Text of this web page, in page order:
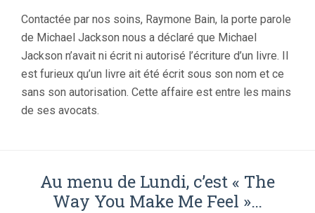
Contactée par nos soins, Raymone Bain, la porte parole
de Michael Jackson nous a déclaré que Michael
Jackson n’avait ni écrit ni autorisé l’écriture d’un livre. Il
est furieux qu’un livre ait été écrit sous son nom et ce
sans son autorisation. Cette affaire est entre les mains
de ses avocats.
Au menu de Lundi, c’est « The
Way You Make Me Feel »…